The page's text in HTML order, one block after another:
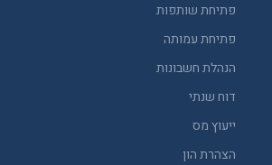
פתיחת שותפות
פתיחת עמותה
הנהלת חשבונות
דוח שנתי
ייעוץ מס
הצהרת הון